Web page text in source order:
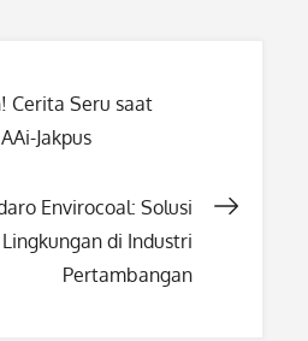
Cerita Seru saat
Jakpus
Envirocoal: Solusi
di Industri
Pertambangan